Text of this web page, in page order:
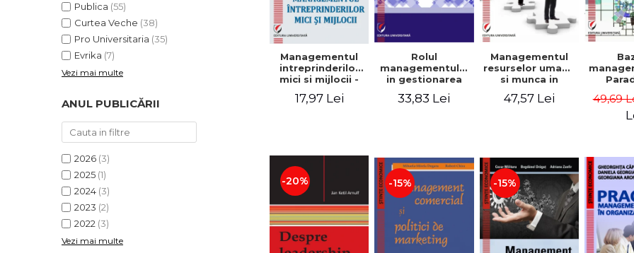
Publica (55)
Curtea Veche (38)
Pro Universitaria (35)
Evrika (7)
Vezi mai multe
ANUL PUBLICĂRII
2026 (3)
2025 (1)
2024 (3)
2023 (2)
2022 (3)
Vezi mai multe
Managementul
intreprinderilor
mici si mijlocii -
Elena David,
Mihaela-Mirela
17,97 Lei
Rolul
managementului
in gestionarea
eficienta a
activitatii firmei -
Dogaru,
Valentina Zaharia
33,83 Lei
Managementul
resurselor umane
si munca in
47,57 Lei 49,69
-20% -15% -15%